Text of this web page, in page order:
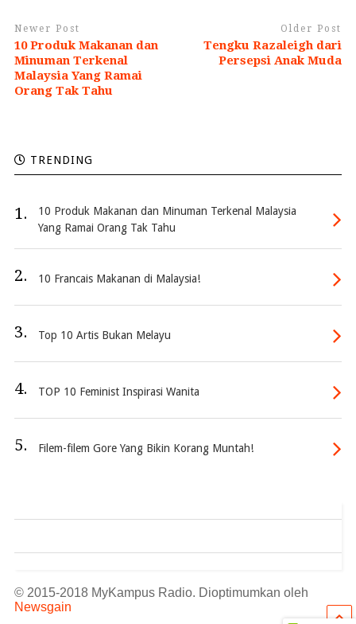
Newer Post
10 Produk Makanan dan
Minuman Terkenal
Malaysia Yang Ramai
Orang Tak Tahu
Older Post
Tengku Razaleigh dari
Persepsi Anak Muda
TRENDING
1.
10 Produk Makanan dan Minuman Terkenal Malaysia
Yang Ramai Orang Tak Tahu
2. 10 Francais Makanan di Malaysia!
3. Top 10 Artis Bukan Melayu
4. TOP 10 Feminist Inspirasi Wanita
5. Filem-filem Gore Yang Bikin Korang Muntah!
© 2015-2018 MyKampus Radio. Dioptimumkan oleh
Newsgain